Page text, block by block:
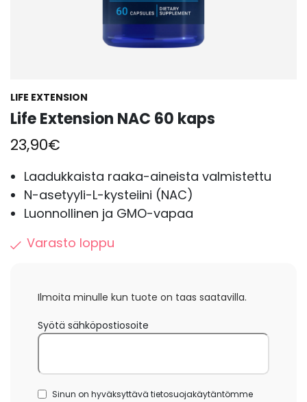
LIFE EXTENSION
Life Extension NAC 60 kaps
23,90€
Laadukkaista raaka-aineista valmistettu
N-asetyyli-L-kysteiini (NAC)
Luonnollinen ja GMO-vapaa
Varasto loppu
Ilmoita minulle kun tuote on taas saatavilla.
Syötä sähköpostiosoite
Sinun on hyväksyttävä tietosuojakäytäntömme